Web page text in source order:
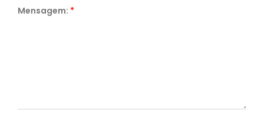
Mensagem: *